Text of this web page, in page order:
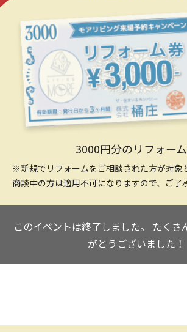
3000円分のリフォー
※新規でリフォームをご相談された方が対象
商談中の方は適用不可になりますので、ご了
このイベントは終了しました。 たくさ
がとうございました！